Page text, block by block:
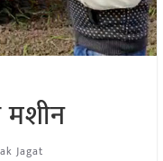
मशीन
Jagat